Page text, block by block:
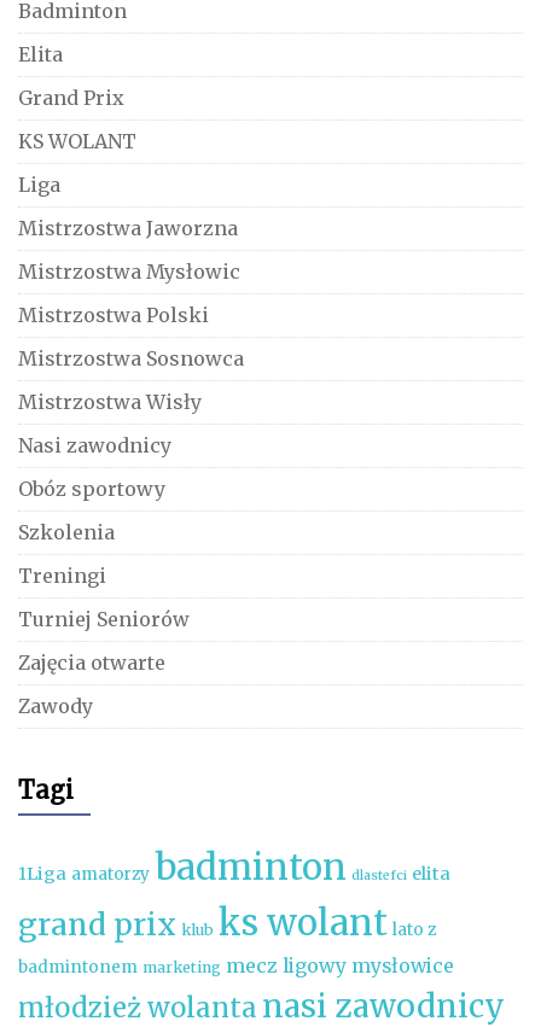
Badminton
Elita
Grand Prix
KS WOLANT
Liga
Mistrzostwa Jaworzna
Mistrzostwa Mysłowic
Mistrzostwa Polski
Mistrzostwa Sosnowca
Mistrzostwa Wisły
Nasi zawodnicy
Obóz sportowy
Szkolenia
Treningi
Turniej Seniorów
Zajęcia otwarte
Zawody
Tagi
1Liga amatorzy badminton dlastefci elita
grand prix klub ks wolant lato z
badmintonem marketing mecz ligowy mysłowice
młodzież wolanta nasi zawodnicy